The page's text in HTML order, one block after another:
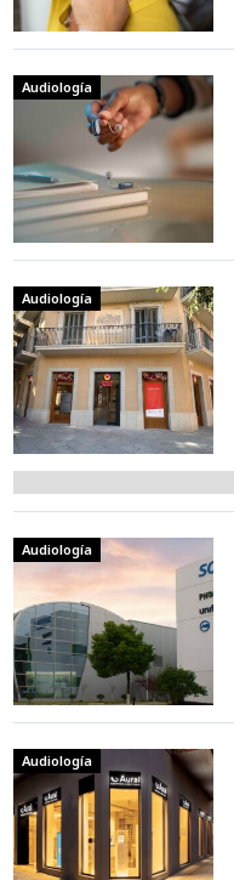
Audiología
Audiología
Audiología
Audiología